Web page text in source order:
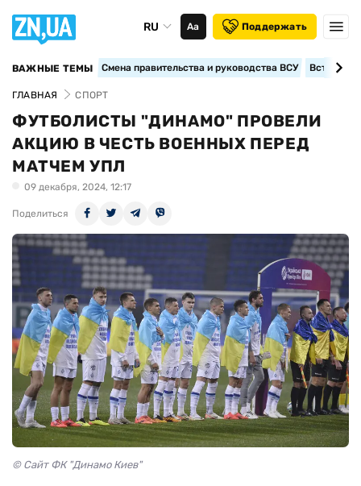
RU Аа Поддержать
ВАЖНЫЕ ТЕМЫ Смена правительства и руководства ВСУ
ГЛАВНАЯ СПОРТ
ФУТБОЛИСТЫ "ДИНАМО" ПРОВЕЛИ
АКЦИЮ В ЧЕСТЬ ВОЕННЫХ ПЕРЕД
МАТЧЕМ УПЛ
09 декабря, 2024, 12:17
Поделиться
© Сайт ФК "Динамо Киев"